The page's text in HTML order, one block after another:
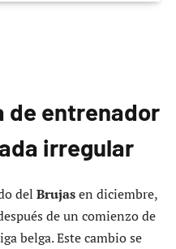
de entrenador
irregular
del Brujasen diciembre,
de un comienzo de
belga. Este cambio se